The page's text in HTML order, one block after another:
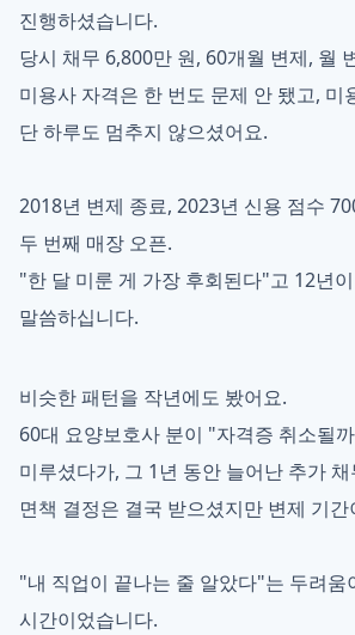
진행하셨습니다.
당시 채무 6,800만 원, 60개월 변제, 월
미용사 자격은 한 번도 문제 안 됐고, 미
단 하루도 멈추지 않으셨어요.
2018년 변제 종료, 2023년 신용 점수
두 번째 매장 오픈.
"한 달 미룬 게 가장 후회된다"고 12년
말씀하십니다.
비슷한 패턴을 작년에도 봤어요.
60대 요양보호사 분이 "자격증 취소될
미루셨다가, 그 1년 동안 늘어난 추가
면책 결정은 결국 받으셨지만 변제 기
"내 직업이 끝나는 줄 알았다"는 두려움
시간이었습니다.